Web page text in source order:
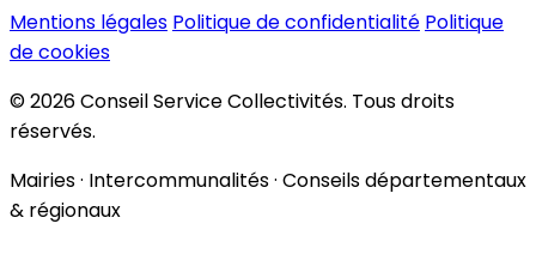
Mentions légales Politique de confidentialité Politique
de cookies
© 2026 Conseil Service Collectivités. Tous droits
réservés.
Mairies · Intercommunalités · Conseils départementaux
& régionaux